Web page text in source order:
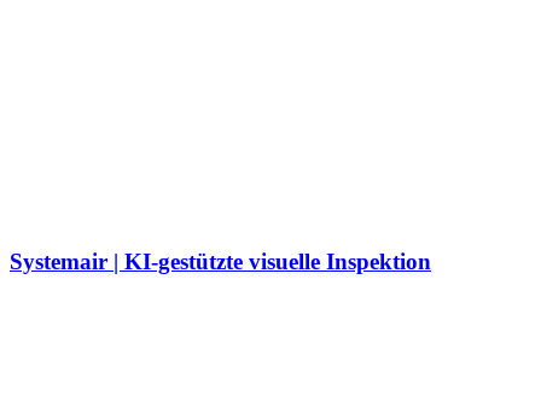
Systemair | KI-gestützte visuelle Inspektion